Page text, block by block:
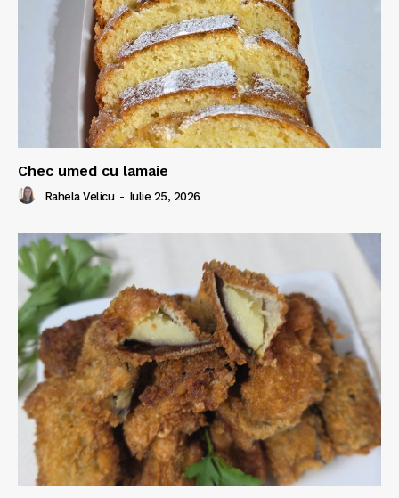
Chec umed cu lamaie
Rahela Velicu - Iulie 25, 2026